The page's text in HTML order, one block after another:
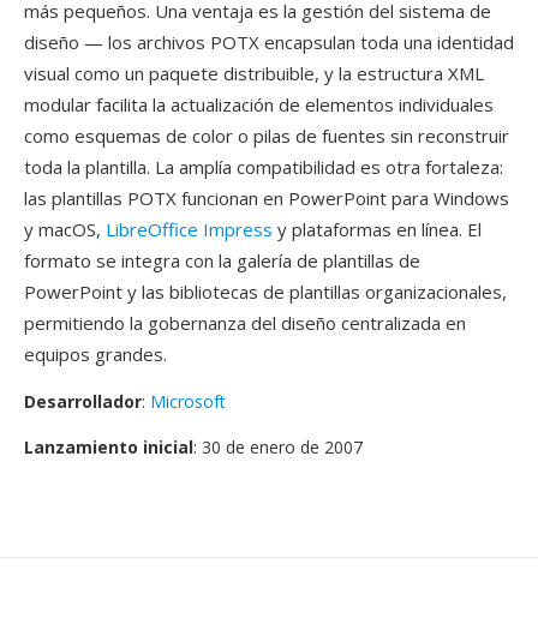
más pequeños. Una ventaja es la gestión del sistema de
diseño — los archivos POTX encapsulan toda una identidad
visual como un paquete distribuible, y la estructura XML
modular facilita la actualización de elementos individuales
como esquemas de color o pilas de fuentes sin reconstruir
toda la plantilla. La amplía compatibilidad es otra fortaleza:
las plantillas POTX funcionan en PowerPoint para Windows
y macOS, LibreOffice Impress y plataformas en línea. El
formato se integra con la galería de plantillas de
PowerPoint y las bibliotecas de plantillas organizacionales,
permitiendo la gobernanza del diseño centralizada en
equipos grandes.
Desarrollador: Microsoft
Lanzamiento inicial: 30 de enero de 2007